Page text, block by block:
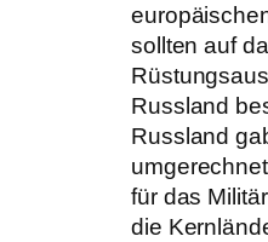
sollten auf
Russland
Russland
für das
die